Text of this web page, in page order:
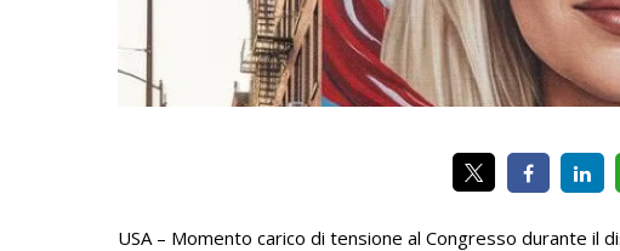
USA – Momento carico di tensione al Congresso durante il